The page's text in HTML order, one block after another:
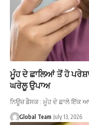
ਮੂੰਹ ਦੇ ਛਾਲਿਆਂ ਤੋਂ ਹੋ
ਘਰੇਲੂ ਉਪਾਅ
ਨਿਊਜ਼ ਡੈਸਕ : ਮੂੰਹ ਦੇ ਛਾਲੇ ਇੱਕ
Global Team July 13, 2026